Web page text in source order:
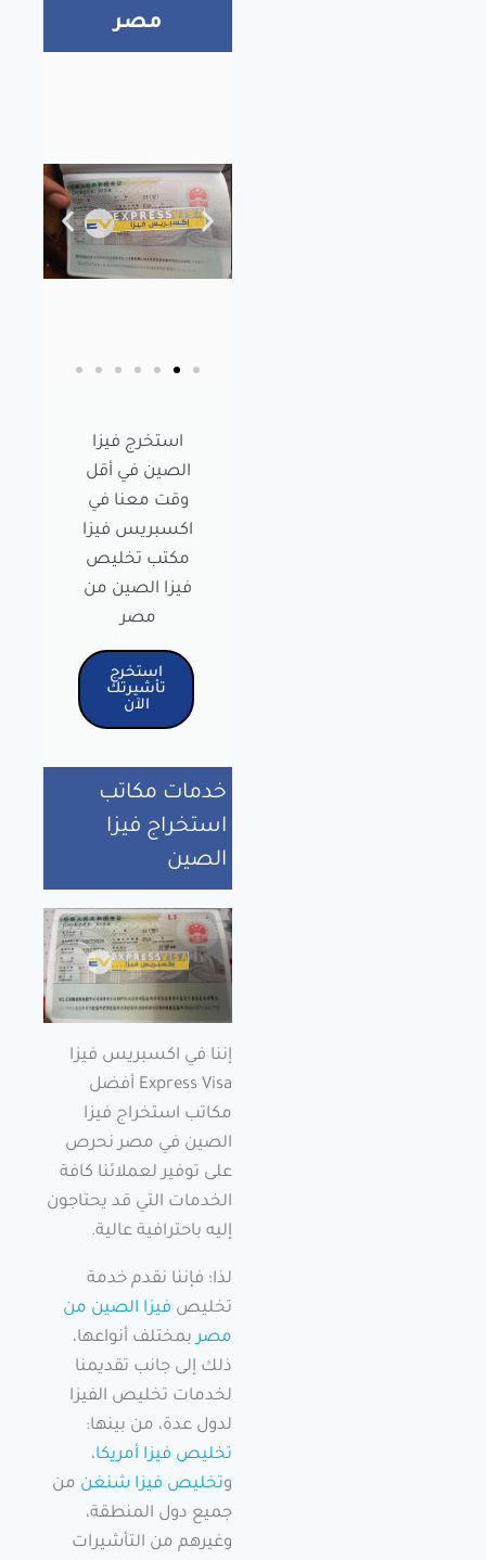
مصر
استخرج فيزا
الصين في أقل
وقت معنا في
اكسبريس فيزا
مكتب تخليص
فيزا الصين من
مصر
استخرج
تأشيرتك
الآن
خدمات مكاتب
استخراج فيزا
الصين
إننا في اكسبريس فيزا
Express Visa أفضل
مكاتب استخراج فيزا
الصين في مصر نحرص
على توفير لعملائنا كافة
الخدمات التي قد يحتاجون
إليه باحترافية عالية.
لذا؛ فإننا نقدم خدمة
تخليص فيزا الصين من
مصر بمختلف أنواعها،
ذلك إلى جانب تقديمنا
لخدمات تخليص الفيزا
لدول عدة، من بينها:
تخليص فيزا أمريكا،
وتخليص فيزا شنغن من
جميع دول المنطقة،
وغيرهم من التأشيرات